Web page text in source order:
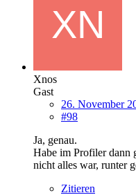
Xnos
Gast
26. November
#98
Ja, genau.
Habe im Profiler dann
nicht alles war, runter
Zitieren